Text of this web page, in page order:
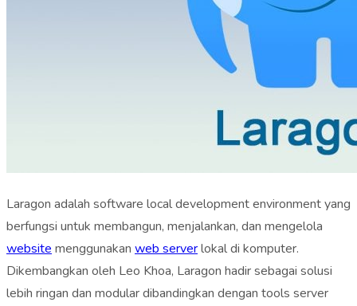
Laragon adalah software local development environment yang
berfungsi untuk membangun, menjalankan, dan mengelola
website menggunakan web serverlokal di komputer.
Dikembangkan oleh Leo Khoa, Laragon hadir sebagai solusi
lebih ringan dan modular dibandingkan dengan tools server